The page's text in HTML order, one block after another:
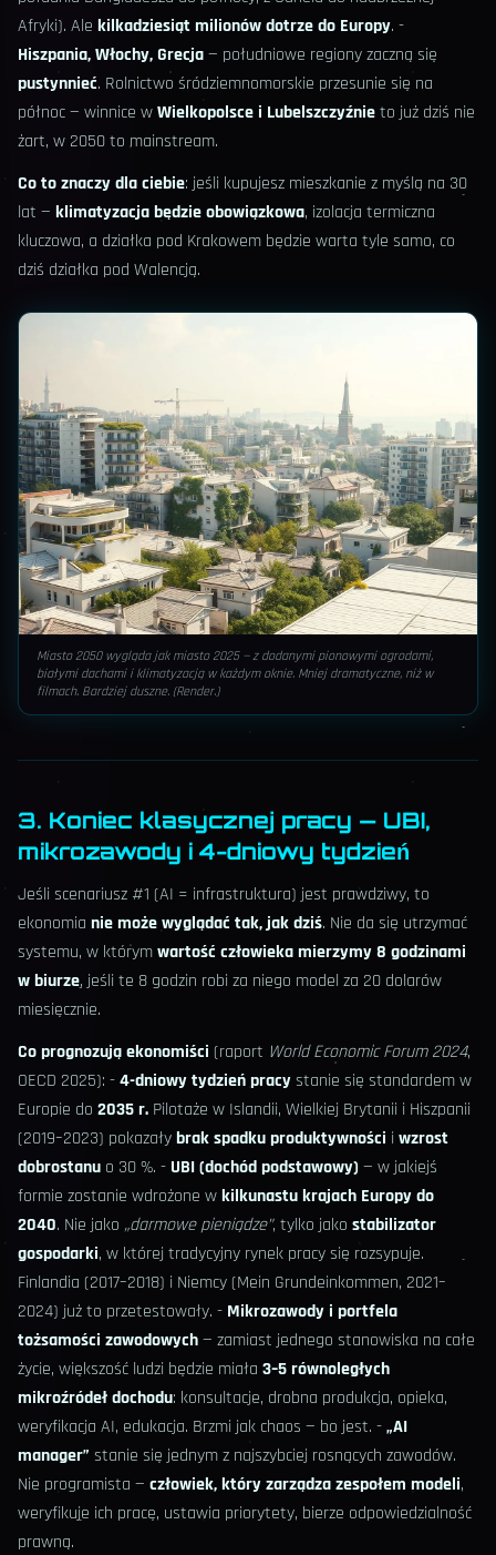
Afryki). Ale kilkadziesiąt milionów dotrze do Europy. -
Hiszpania, Włochy, Grecja— południowe regiony zaczną się
pustynnieć. Rolnictwo śródziemnomorskie przesunie się na
północ — winnice wWielkopolsce i Lubelszczyźnieto już dziś nie
żart, w 2050 to mainstream.
Co to znaczy dla ciebie: jeśli kupujesz mieszkanie z myślą na 30
lat — klimatyzacja będzie obowiązkowa, izolacja termiczna
kluczowa, a działka pod Krakowem będzie warta tyle samo, co
dziś działka pod Walencją.
Miasto 2050 wygląda jak miasto 2025 — z dodanymi pionowymi ogrodami,
białymi dachami i klimatyzacją w każdym oknie. Mniej dramatyczne, niż w
filmach. Bardziej duszne. (Render.)
3. Koniec klasycznej pracy — UBI,
mikrozawody i 4-dniowy tydzień
Jeśli scenariusz #1 (AI = infrastruktura) jest prawdziwy, to
ekonomia nie może wyglądać tak, jak dziś. Nie da się utrzymać
systemu, w którymwartość człowieka mierzymy 8 godzinami
w biurze, jeśli te 8 godzin robi za niego model za 20 dolarów
miesięcznie.
Co prognozują ekonomiści (raport World Economic Forum 2024,
OECD 2025): -4-dniowy tydzień pracystanie się standardem w
Europie do 2035 r. Pilotaże w Islandii, Wielkiej Brytanii i Hiszpanii
(2019–2023) pokazałybrak spadku produktywności i wzrost
dobrostanu o 30 %. - UBI (dochód podstawowy) — w jakiejś
formie zostanie wdrożone wkilkunastu krajach Europy do
2040. Nie jako „darmowe pieniądze”, tylko jako stabilizator
gospodarki, w której tradycyjny rynek pracy się rozsypuje.
Finlandia (2017–2018) i Niemcy (Mein Grundeinkommen, 2021–
2024) już to przetestowały. - Mikrozawody i portfela
tożsamości zawodowych— zamiast jednego stanowiska na całe
życie, większość ludzi będzie miała 3–5 równoległych
mikroźródeł dochodu: konsultacje, drobna produkcja, opieka,
weryfikacja AI, edukacja. Brzmi jak chaos — bo jest. -„AI
manager” stanie się jednym z najszybciej rosnących zawodów.
Nie programista — człowiek, który zarządza zespołem modeli,
weryfikuje ich pracę, ustawia priorytety, bierze odpowiedzialność
prawną.